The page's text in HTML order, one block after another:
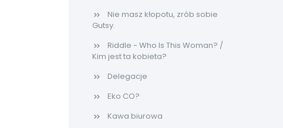
Nie masz kłopotu, zrób sobie
Gutsy.
Riddle - Who Is This Woman? /
Kim jest ta kobieta?
Delegacje
Eko CO?
Kawa biurowa